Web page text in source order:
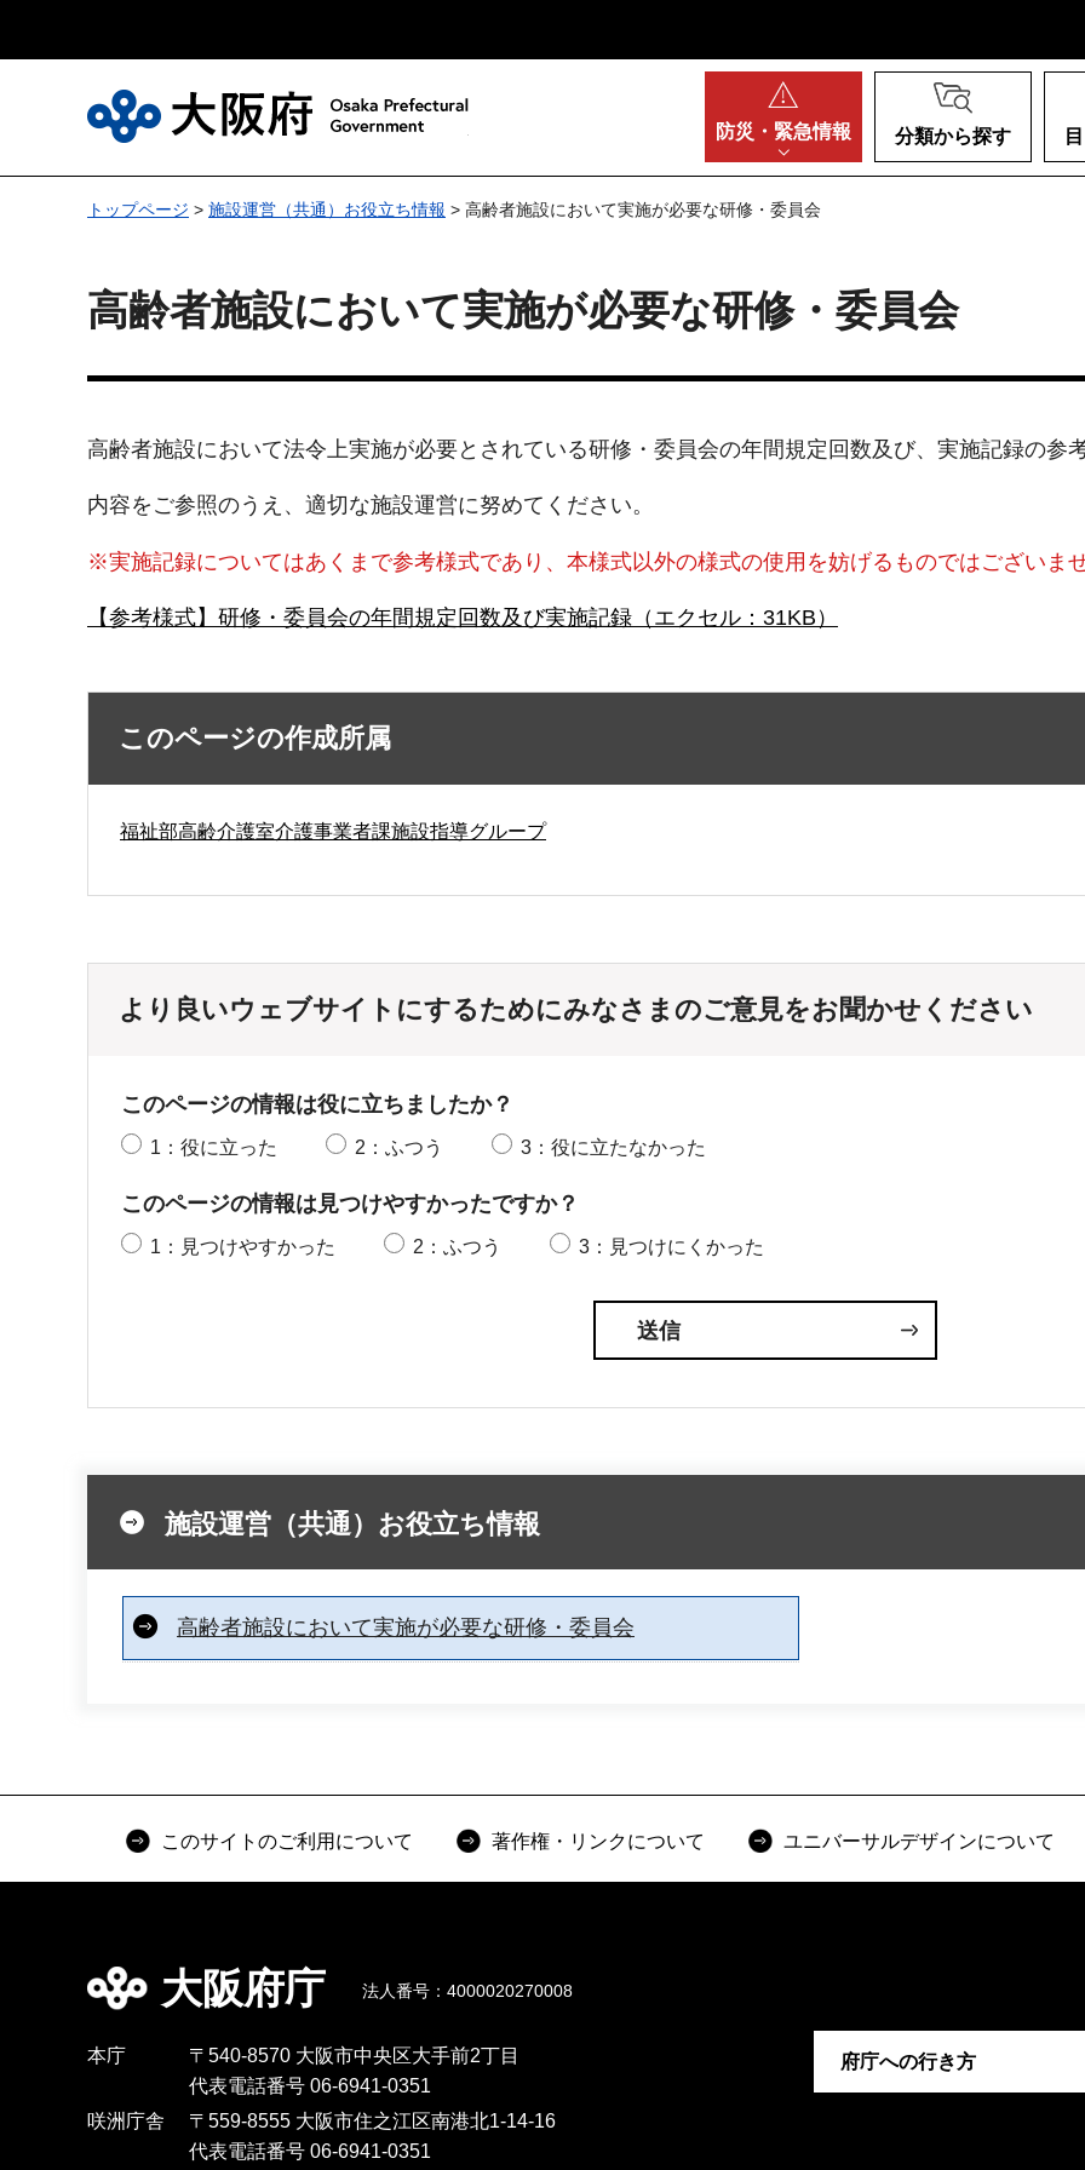
防災・ 緊急情報 分類から探す
トップページ > 施設運営（共通）お役立ち情報 > 高齢者施設において実施が必要な研修・委員会
高齢者施設において実施が必要な研修・委員会
高齢者施設において法令上実施が必要とされている研修・委員会の年間規定回数及び、実施記録の参
内容をご参照のうえ、適切な施設運営に努めてください。
※実施記録についてはあくまで参考様式であり、本様式以外の様式の使用を妨げるものではございま
【参考様式】研修・委員会の年間規定回数及び実施記録（エクセル：31KB）
このページの作成所属
福祉部高齢介護室介護事業者課施設指導グループ
より良いウェブサイトにするためにみなさまのご意見をお聞かせください
このページの情報は役に立ちましたか？
1：役に立った 2：ふつう 3：役に立たなかった
このページの情報は見つけやすかったですか？
1：見つけやすかった 2：ふつう 3：見つけにくかった
施設運営（共通）お役立ち情報
高齢者施設において実施が必要な研修・委員会
このサイトのご利用について 著作権・リンクについて ユニバーサルデザインについて
大阪府庁 法人番号：4000020270008
本庁
〒540-8570 大阪市中央区大手前2丁目
代表電話番号 06-6941-0351
咲洲庁舎
〒559-8555 大阪市住之江区南港北1-14-16
代表電話番号 06-6941-0351
府庁への行き方